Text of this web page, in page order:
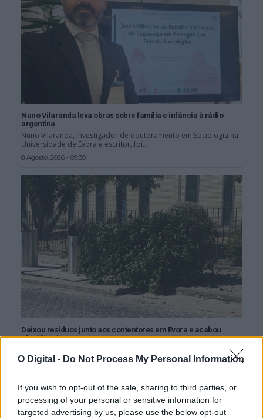
O Digital - Do Not Process My Personal Information
If you wish to opt-out of the sale, sharing to third parties, or
processing of your personal or sensitive information for
targeted advertising by us, please use the below opt-out
Nuno Vilaranda leva obras sobre família e infância à rádio
argentina
Nuno Vilaranda, investigador de doutoramento em Sociologia na
Universidade de Évora e escritor, foi...
8 Agosto, 2026 - 09:30
Deixou resíduos junto aos contentores em Évora e acabou
identificado
encontrava a depositar resíduos...